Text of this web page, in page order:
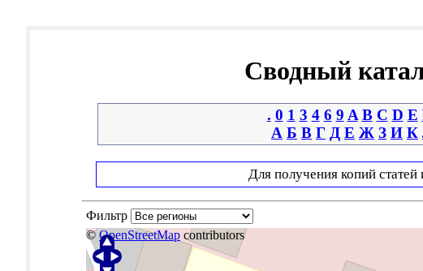
Сводный
. 0 1 3 4 6 9 A B C D E
А Б В Г Д Е Ж З И К
Для получения копий
Фильтр
© OpenStreetMap contributors